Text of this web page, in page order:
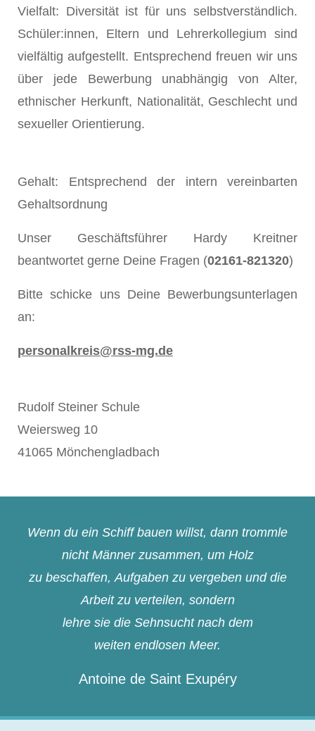
Vielfalt: Diversität ist für uns selbstverständlich.
Schüler:innen, Eltern und Lehrerkollegium sind
vielfältig aufgestellt. Entsprechend freuen wir uns
über jede Bewerbung unabhängig von Alter,
ethnischer Herkunft, Nationalität, Geschlecht und
sexueller Orientierung.
Gehalt: Entsprechend der intern vereinbarten
Gehaltsordnung
Unser Geschäftsführer Hardy Kreitner
beantwortet gerne Deine Fragen (02161-821320)
Bitte schicke uns Deine Bewerbungsunterlagen
an:
personalkreis@rss-mg.de
Rudolf Steiner Schule
Weiersweg 10
41065 Mönchengladbach
Wenn du ein Schiff bauen willst, dann trommle
nicht Männer zusammen, um Holz
zu beschaffen, Aufgaben zu vergeben und die
Arbeit zu verteilen, sondern
lehre sie die Sehnsucht nach dem
weiten endlosen Meer.
Antoine de Saint Exupéry